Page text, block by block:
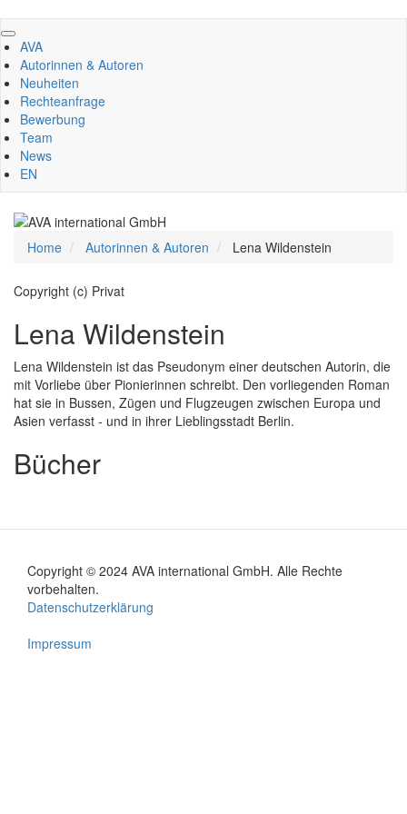
Direkt
zum
Inhalt
AVA
Autorinnen & Autoren
Neuheiten
Rechteanfrage
Bewerbung
Team
News
EN
Home Autorinnen & Autoren Lena Wildenstein
Copyright (c) Privat
Lena Wildenstein
Lena Wildenstein ist das Pseudonym einer deutschen Autorin, die
mit Vorliebe über Pionierinnen schreibt. Den vorliegenden Roman
hat sie in Bussen, Zügen und Flugzeugen zwischen Europa und
Asien verfasst - und in ihrer Lieblingsstadt Berlin.
Bücher
Copyright © 2024 AVA international GmbH. Alle Rechte
vorbehalten.
Footer
menu
Datenschutzerklärung
Impressum